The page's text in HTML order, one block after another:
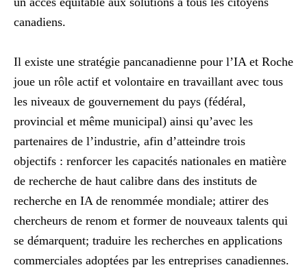
canadiens.
Il existe une stratégie pancanadienne pour l’IA et Roche
joue un rôle actif et volontaire en travaillant avec tous
les niveaux de gouvernement du pays (fédéral,
provincial et même municipal) ainsi qu’avec les
partenaires de l’industrie, afin d’atteindre trois
objectifs : renforcer les capacités nationales en matière
de recherche de haut calibre dans des instituts de
recherche en IA de renommée mondiale; attirer des
chercheurs de renom et former de nouveaux talents qui
se démarquent; traduire les recherches en applications
commerciales adoptées par les entreprises canadiennes.